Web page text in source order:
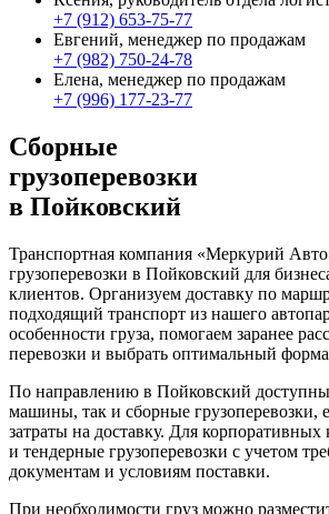
+7 (912) 653-75-77
Евгений, менеджер по продажам
+7 (982) 750-24-78
Елена, менеджер по продажам
+7 (996) 177-23-77
Сборные
грузоперевозки
в Пойковский
Транспортная компания «Меркурий
грузоперевозки в Пойковский для
клиентов. Организуем доставку по
подходящий транспорт из нашего
особенности груза, помогаем заранее
перевозки и выбрать оптимальный
По направлению в Пойковский
машины, так и сборные грузоперевозки,
затраты на доставку. Для корпоративных
и тендерные грузоперевозки с учетом
документам и условиям поставки.
При необходимости груз можно